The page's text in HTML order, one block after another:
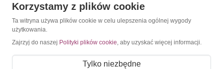
Konto
Moje konto
Korzystamy z plików cookie
Ta witryna używa plików cookie w celu ulepszenia ogólnej wygody
użytkowania.
Zajrzyj do naszej Polityki plików cookie, aby uzyskać więcej informacji.
Tylko niezbędne